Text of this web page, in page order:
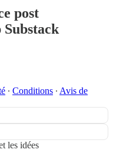
post
∙ Conditions ∙ Avis de
les idées